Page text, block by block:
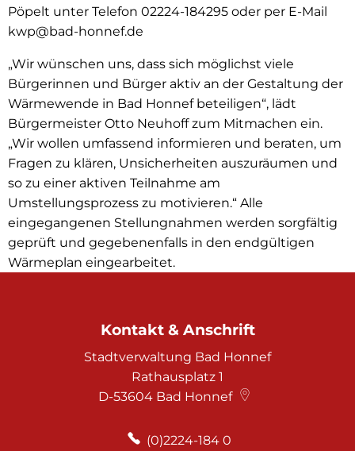
Pöpelt unter Telefon 02224-184295 oder per E-Mail
kwp@bad-honnef.de
„Wir wünschen uns, dass sich möglichst viele
Bürgerinnen und Bürger aktiv an der Gestaltung der
Wärmewende in Bad Honnef beteiligen“, lädt
Bürgermeister Otto Neuhoff zum Mitmachen ein.
„Wir wollen umfassend informieren und beraten, um
Fragen zu klären, Unsicherheiten auszuräumen und
so zu einer aktiven Teilnahme am
Umstellungsprozess zu motivieren.“ Alle
eingegangenen Stellungnahmen werden sorgfältig
geprüft und gegebenenfalls in den endgültigen
Wärmeplan eingearbeitet.
Kontakt & Anschrift
Stadtverwaltung Bad Honnef
Rathausplatz 1
D-53604 Bad Honnef
(0)2224-184 0